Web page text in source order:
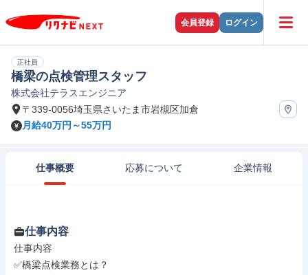
会員登録 ログイン
正社員
橋梁の点検管理スタッフ
株式会社テラスエンジニア
〒339-0056埼玉県さいたま市岩槻区加倉
月給40万円～55万円
仕事概要 応募について 企業情報
仕事内容
仕事内容
✅橋梁点検業務とは？